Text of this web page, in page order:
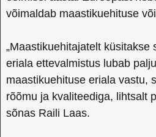
võimaldab maastikuehituse
„Maastikuehitajatelt
eriala ettevalmistus lubab
maastikuehituse eriala vastu,
rõõmu ja kvaliteediga, lihtsalt
sõnas Raili Laas.